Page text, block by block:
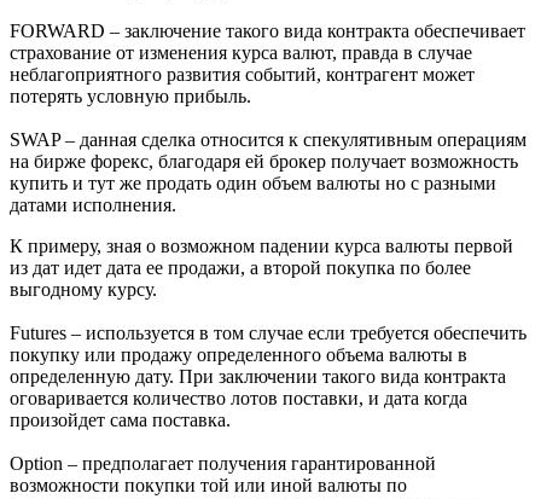
FORWARD – заключение такого вида контракта обеспечивает
страхование от изменения курса валют, правда в случае
неблагоприятного развития событий, контрагент может
потерять условную прибыль.
SWAP – данная сделка относится к спекулятивным операциям
на бирже форекс, благодаря ей брокер получает возможность
купить и тут же продать один объем валюты но с разными
датами исполнения.
К примеру, зная о возможном падении курса валюты первой
из дат идет дата ее продажи, а второй покупка по более
выгодному курсу.
Futures – используется в том случае если требуется обеспечить
покупку или продажу определенного объема валюты в
определенную дату. При заключении такого вида контракта
оговаривается количество лотов поставки, и дата когда
произойдет сама поставка.
Option – предполагает получения гарантированной
возможности покупки той или иной валюты по